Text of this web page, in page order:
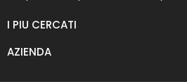
I PIU CERCATI
AZIENDA